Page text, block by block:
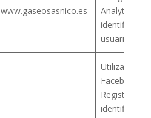
www.gaseosasnico.es
Analytics
identificar al
usuario
Utilizada por
Facebook
Registrar